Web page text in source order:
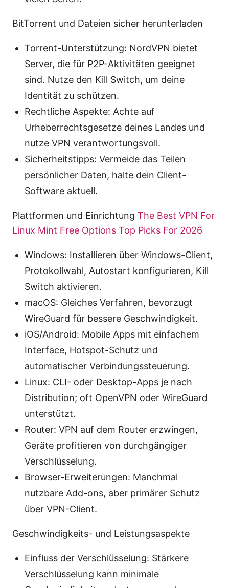
BitTorrent und Dateien sicher herunterladen
Torrent-Unterstützung: NordVPN bietet
Server, die für P2P-Aktivitäten geeignet
sind. Nutze den Kill Switch, um deine
Identität zu schützen.
Rechtliche Aspekte: Achte auf
Urheberrechtsgesetze deines Landes und
nutze VPN verantwortungsvoll.
Sicherheitstipps: Vermeide das Teilen
persönlicher Daten, halte dein Client-
Software aktuell.
Plattformen und Einrichtung The Best VPN For
Linux Mint Free Options Top Picks For 2026
Windows: Installieren über Windows-Client,
Protokollwahl, Autostart konfigurieren, Kill
Switch aktivieren.
macOS: Gleiches Verfahren, bevorzugt
WireGuard für bessere Geschwindigkeit.
iOS/Android: Mobile Apps mit einfachem
Interface, Hotspot-Schutz und
automatischer Verbindungssteuerung.
Linux: CLI- oder Desktop-Apps je nach
Distribution; oft OpenVPN oder WireGuard
unterstützt.
Router: VPN auf dem Router erzwingen,
Geräte profitieren von durchgängiger
Verschlüsselung.
Browser-Erweiterungen: Manchmal
nutzbare Add-ons, aber primärer Schutz
über VPN-Client.
Geschwindigkeits- und Leistungsaspekte
Einfluss der Verschlüsselung: Stärkere
Verschlüsselung kann minimale